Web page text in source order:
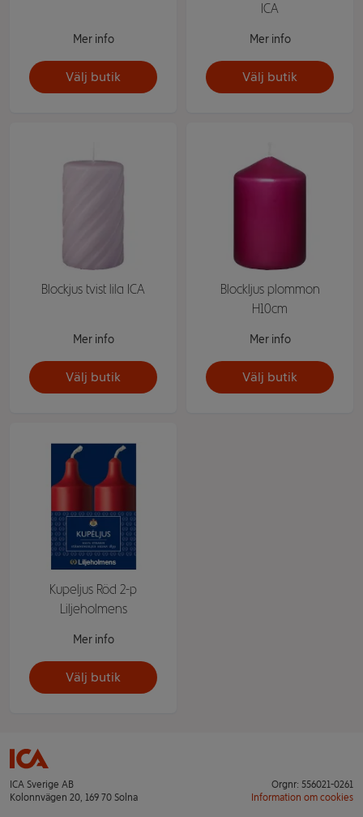
Mer info
Välj butik
ICA
Mer info
Välj butik
Blockjus tvist lila ICA
Mer info
Välj butik
Blockljus plommon
H10cm
Mer info
Välj butik
Kupeljus Röd 2-p
Liljeholmens
Mer info
Välj butik
ICA Sverige AB
Kolonnvägen 20, 169 70 Solna
Orgnr: 556021-0261
Information om cookies